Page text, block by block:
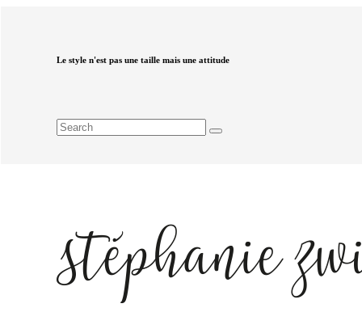
Le style n'est pas une taille mais une attitude